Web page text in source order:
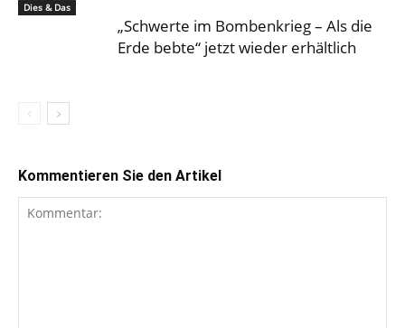
Dies & Das
„Schwerte im Bombenkrieg – Als die
Erde bebte“ jetzt wieder erhältlich
Kommentieren Sie den Artikel